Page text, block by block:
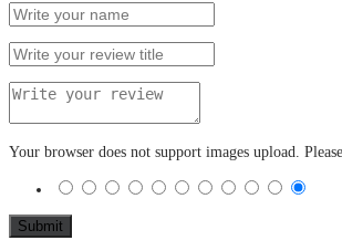
Your browser does not support images upload.